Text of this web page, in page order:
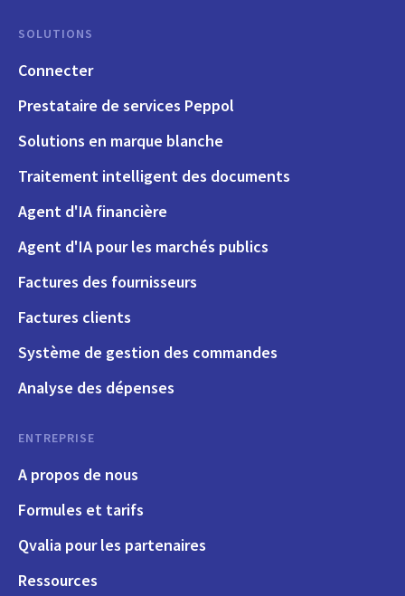
SOLUTIONS
Connecter
Prestataire de services Peppol
Solutions en marque blanche
Traitement intelligent des documents
Agent d'IA financière
Agent d'IA pour les marchés publics
Factures des fournisseurs
Factures clients
Système de gestion des commandes
Analyse des dépenses
ENTREPRISE
A propos de nous
Formules et tarifs
Qvalia pour les partenaires
Ressources